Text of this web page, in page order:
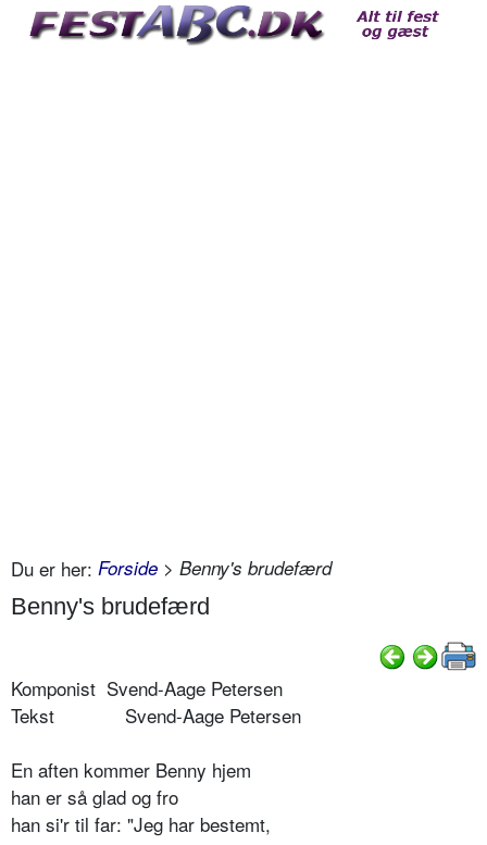
Du er her: Forside > Benny's brudefærd
Benny's brudefærd
Komponist Svend-Aage Petersen
Tekst Svend-Aage Petersen
En aften kommer Benny hjem
han er så glad og fro
han si'r til far: "Jeg har bestemt,